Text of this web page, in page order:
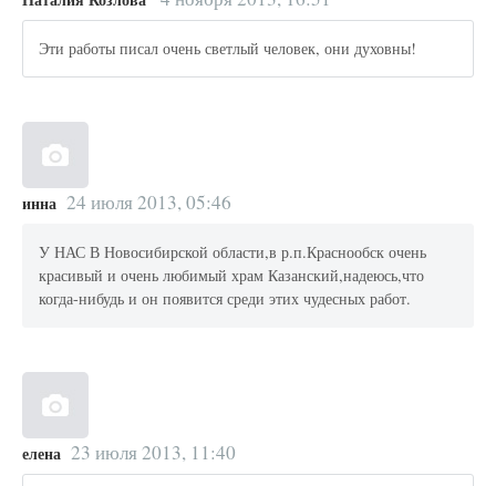
Эти работы писал очень светлый человек, они духовны!
инна 24 июля 2013, 05:46
У НАС В Новосибирской области,в р.п.Краснообск очень
красивый и очень любимый храм Казанский,надеюсь,что
когда-нибудь и он появится среди этих чудесных работ.
елена 23 июля 2013, 11:40